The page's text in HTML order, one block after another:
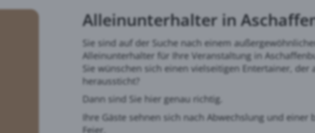
Alleinunterhalter in
Sie sind auf der Suche nach einem
Alleinunterhalter für Ihre Veranstaltung in
Sie wünschen sich einen vielseitigen Entertainer, der
heraussticht?
Dann sind Sie hier genau richtig.
Ihre Gäste sehnen sich nach Abwechslung und einer
Feier.